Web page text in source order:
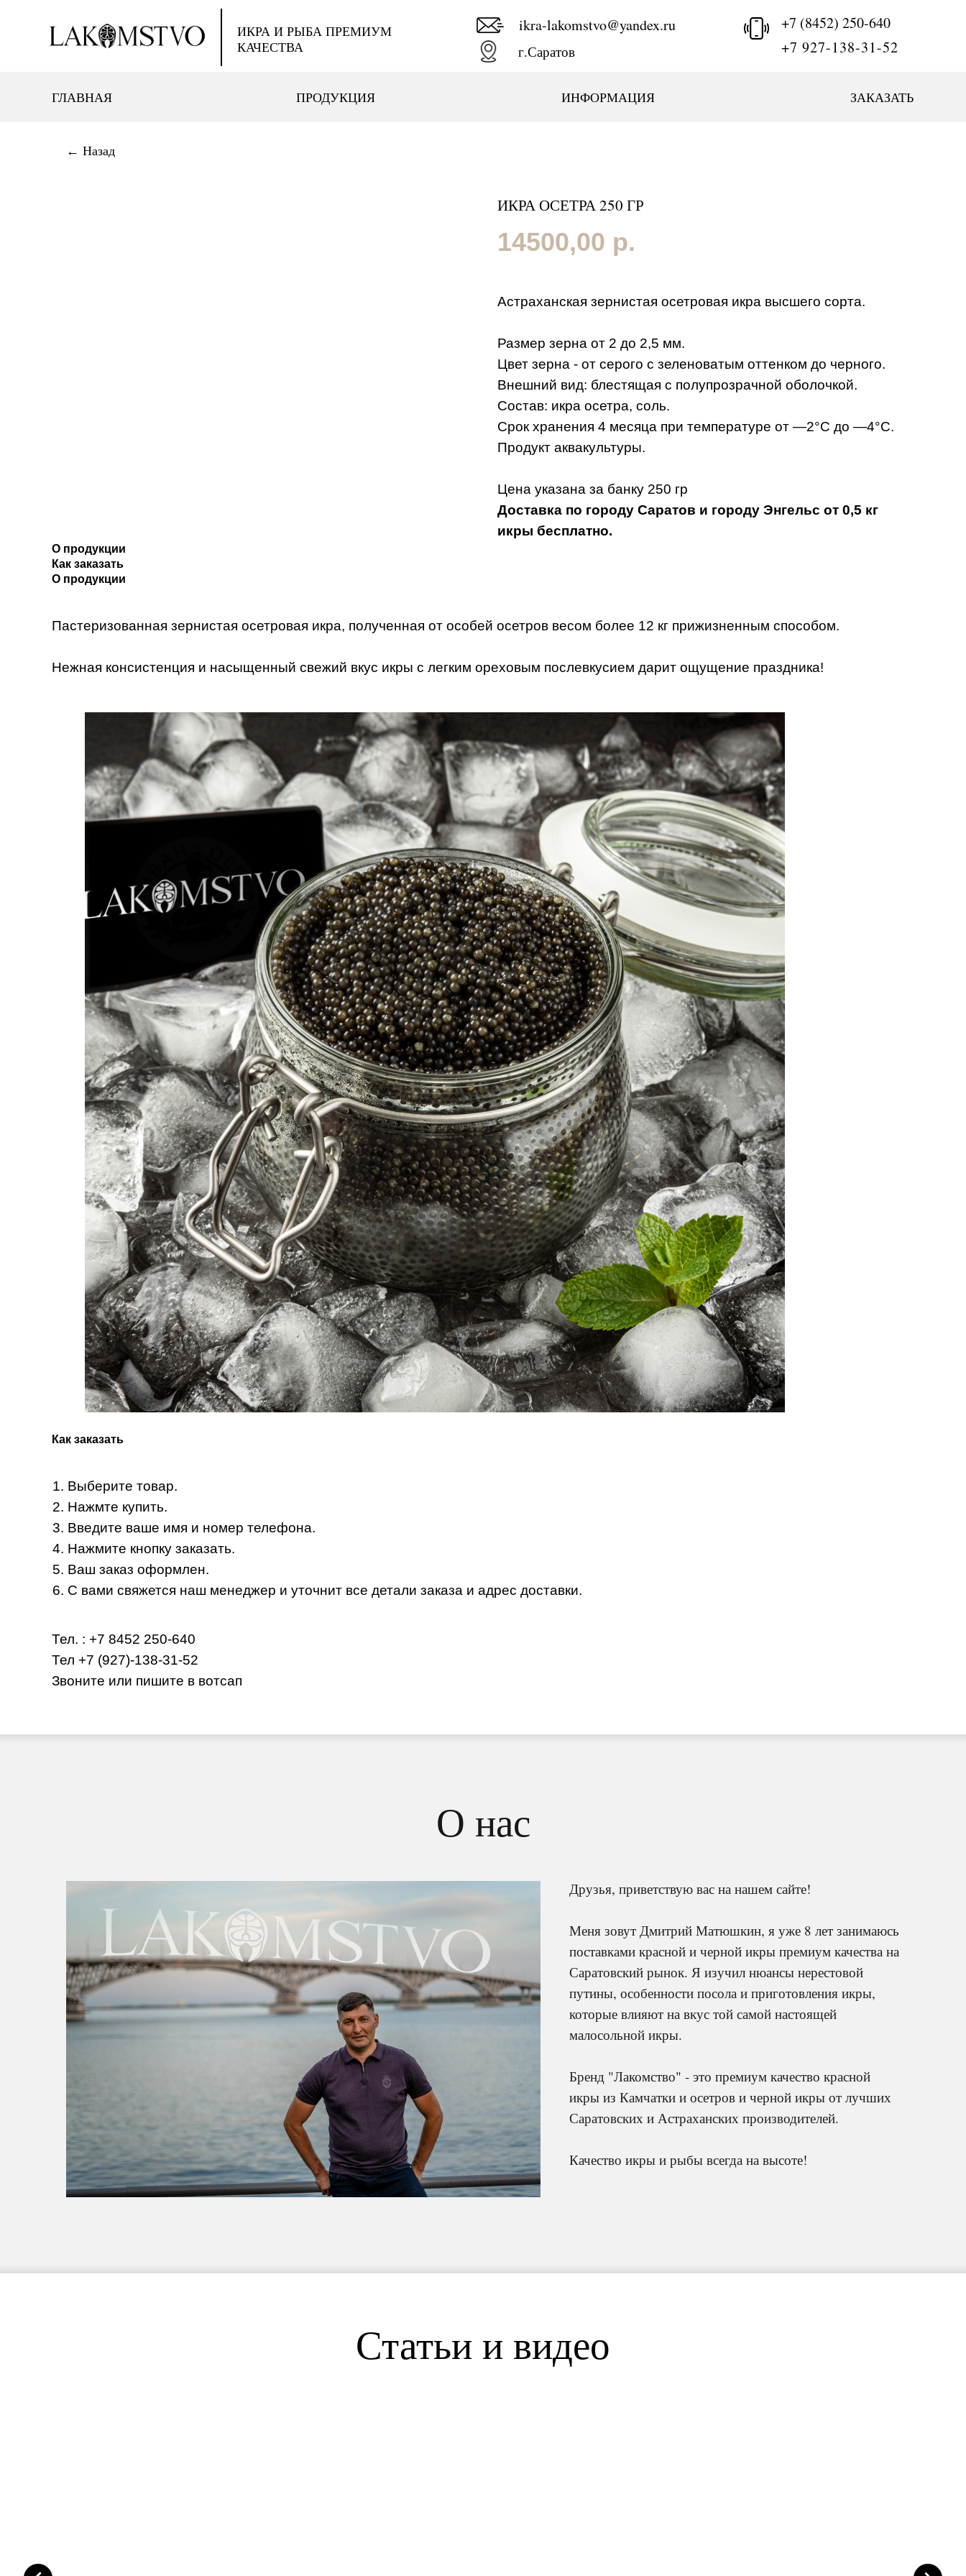
ИКРА И РЫБА ПРЕМИУМ
КАЧЕСТВА
ikra-lakomstvo@yandex.ru
+7 (8452) 250-640
+7 927-138-31-52
г.Саратов
ГЛАВНАЯ ИНФОРМАЦИЯ ЗАКАЗАТЬ
ПРОДУКЦИЯ
← Назад
ИКРА ОСЕТРА 250 ГР
14500,00 р.
Астраханская зернистая осетровая икра высшего сорта.
Размер зерна от 2 до 2,5 мм.
Цвет зерна - от серого с зеленоватым оттенком до черного.
Внешний вид: блестящая с полупрозрачной оболочкой.
Состав: икра осетра, соль.
Срок хранения 4 месяца при температуре от —2°С до —4°С.
Продукт аквакультуры.
Цена указана за банку 250 гр
Доставка по городу Саратов и городу Энгельс от 0,5 кг
икры бесплатно.
О продукции
Как заказать
О продукции
Пастеризованная зернистая осетровая икра, полученная от особей осетров весом более 12 кг прижизненным способом.
Нежная консистенция и насыщенный свежий вкус икры с легким ореховым послевкусием дарит ощущение праздника!
Как заказать
Выберите товар.
Нажмте купить.
Введите ваше имя и номер телефона.
Нажмите кнопку заказать.
Ваш заказ оформлен.
С вами свяжется наш менеджер и уточнит все детали заказа и адрес доставки.
Тел. : +7 8452 250-640
Тел +7 (927)-138-31-52
Звоните или пишите в вотсап
О нас
Друзья, приветствую вас на нашем сайте!
Меня зовут Дмитрий Матюшкин, я уже 8 лет занимаюсь
поставками красной и черной икры премиум качества на
Саратовский рынок. Я изучил нюансы нерестовой
путины, особенности посола и приготовления икры,
которые влияют на вкус той самой настоящей
малосольной икры.
Бренд "Лакомство" - это премиум качество красной
икры из Камчатки и осетров и черной икры от лучших
Саратовских и Астраханских производителей.
Качество икры и рыбы всегда на высоте!
Статьи и видео